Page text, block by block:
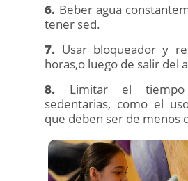
6. Beber agua
tener sed.
7. Usar bloqueador y
horas,o luego de salir del
8. Limitar el tiempo
sedentarias, como el
que deben ser de menos